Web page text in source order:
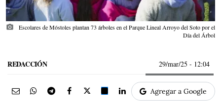
photo_camera
Escolares de Móstoles plantan 73 árboles en el Parque Lineal Arroyo del Soto por el
Día del Árbol
REDACCIÓN 29/mar/25 - 12:04
Agregar a Google